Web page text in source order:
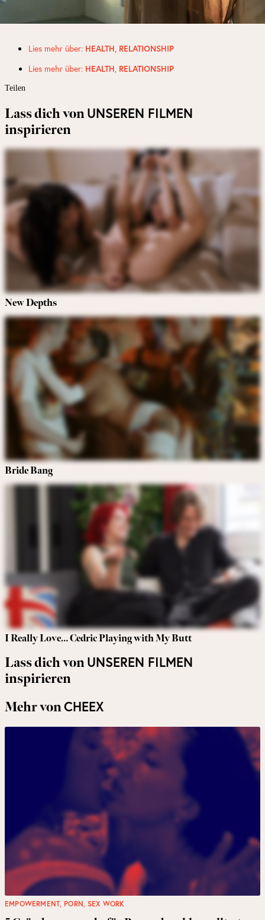
Lies mehr über: HEALTH, RELATIONSHIP
Lies mehr über: HEALTH, RELATIONSHIP
Teilen
Lass dich vonUNSEREN FILMEN
inspirieren
New Depths
Bride Bang
I Really Love… Cedric Playing with My Butt
Lass dich vonUNSEREN FILMEN
inspirieren
Mehr vonCHEEX
EMPOWERMENT,PORN,SEX WORK